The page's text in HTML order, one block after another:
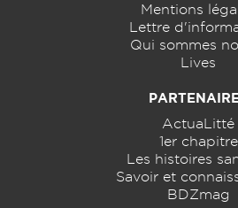
Mentions
Lettre
Qui sommes
Lives
ActuaLitté
1er chapitre
Les histoires
Savoir et
BDZmag